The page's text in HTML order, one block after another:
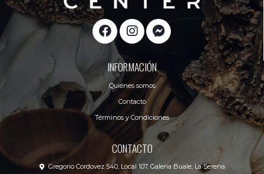
INFORMACIÓN
Quiénes somos
Contacto
Términos y Condiciones
CONTACTO
Gregorio Cordovez 540, Local 107, Galeria Buale, La Serena